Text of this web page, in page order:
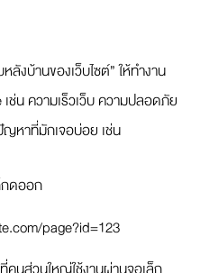
ลังบ้านของเว็บไซต์” ให้ทำงาน
ช่น ความเร็วเว็บ ความปลอดภัย
หาที่มักเจอบ่อย เช่น
กดออก
page?id=123